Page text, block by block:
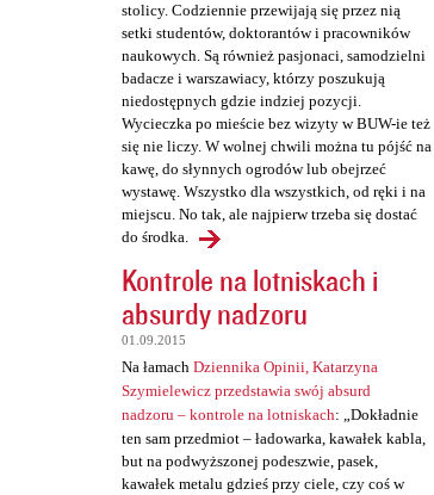
stolicy. Codziennie przewijają się przez nią
setki studentów, doktorantów i pracowników
naukowych. Są również pasjonaci, samodzielni
badacze i warszawiacy, którzy poszukują
niedostępnych gdzie indziej pozycji.
Wycieczka po mieście bez wizyty w BUW-ie też
się nie liczy. W wolnej chwili można tu pójść na
kawę, do słynnych ogrodów lub obejrzeć
wystawę. Wszystko dla wszystkich, od ręki i na
miejscu. No tak, ale najpierw trzeba się dostać
do środka.
Kontrole na lotniskach i
absurdy nadzoru
01.09.2015
Na łamach Dziennika Opinii, Katarzyna
Szymielewicz przedstawia swój absurd
nadzoru – kontrole na lotniskach: „Dokładnie
ten sam przedmiot – ładowarka, kawałek kabla,
but na podwyższonej podeszwie, pasek,
kawałek metalu gdzieś przy ciele, czy coś w